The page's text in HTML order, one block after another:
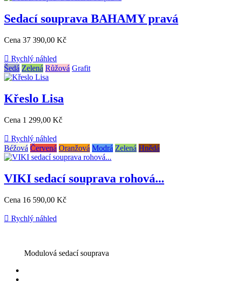
Sedací souprava BAHAMY pravá
Cena 37 390,00 Kč
 Rychlý náhled
Šedá Zelená Růžová Grafit
Křeslo Lisa
Cena 1 299,00 Kč
 Rychlý náhled
Béžová Červená Oranžová Modrá Zelená Hnědá
VIKI sedací souprava rohová...
Cena 16 590,00 Kč
 Rychlý náhled
Modulová sedací souprava